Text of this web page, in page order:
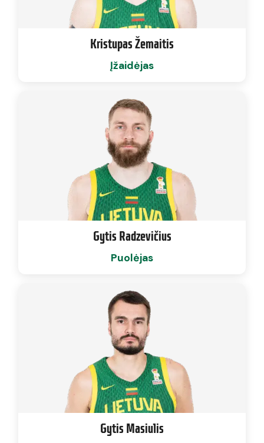
Kristupas Žemaitis
Įžaidėjas
Gytis Radzevičius
Puolėjas
Gytis Masiulis